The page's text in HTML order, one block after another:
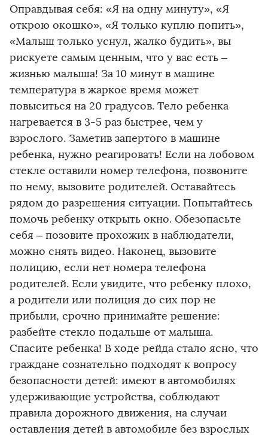
Оправдывая себя: «Я на одну минуту», «Я
открою окошко», «Я только куплю попить»,
«Малыш только уснул, жалко будить», вы
рискуете самым ценным, что у вас есть –
жизнью малыша! За 10 минут в машине
температура в жаркое время может
повыситься на 20 градусов. Тело ребенка
нагревается в 3-5 раз быстрее, чем у
взрослого. Заметив запертого в машине
ребенка, нужно реагировать! Если на лобовом
стекле оставили номер телефона, позвоните
по нему, вызовите родителей. Оставайтесь
рядом до разрешения ситуации. Попытайтесь
помочь ребенку открыть окно. Обезопасьте
себя – позовите прохожих в наблюдатели,
можно снять видео. Наконец, вызовите
полицию, если нет номера телефона
родителей. Если увидите, что ребенку плохо,
а родители или полиция до сих пор не
прибыли, срочно принимайте решение:
разбейте стекло подальше от малыша.
Спасите ребенка! В ходе рейда стало ясно, что
граждане сознательно подходят к вопросу
безопасности детей: имеют в автомобилях
удерживающие устройства, соблюдают
правила дорожного движения, на случаи
оставления детей в автомобиле без взрослых